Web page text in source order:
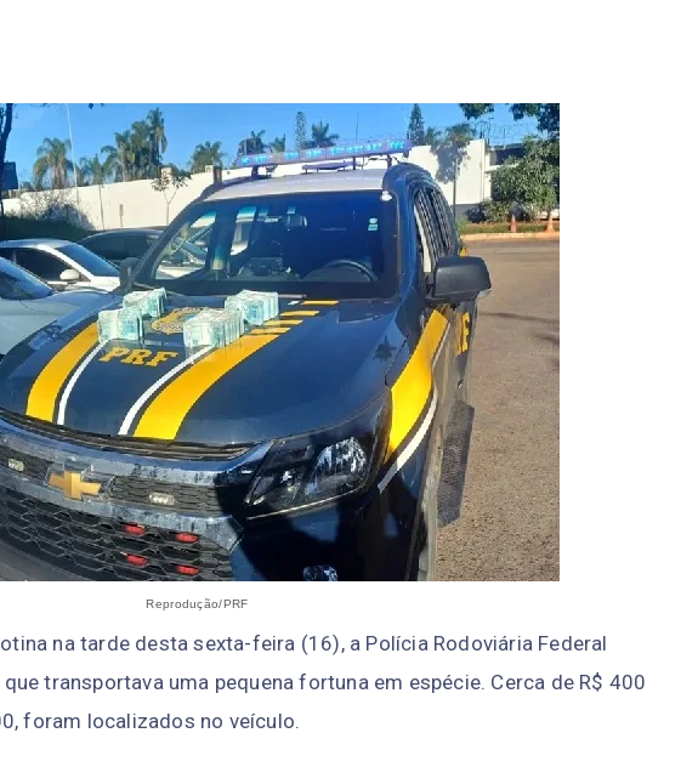
Reprodução/PRF
na tarde desta sexta-feira (16), a Polícia Rodoviária Federal
transportava uma pequena fortuna em espécie. Cerca de R$ 400
foram localizados no veículo.